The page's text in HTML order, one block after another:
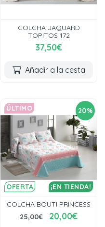
COLCHA JAQUARD
TOPITOS 172
37,50€
Añadir a la cesta
20%
OFERTA ¡EN TIENDA!
ÚLTIMO
COLCHA BOUTI PRINCESS
25,00€
20,00€